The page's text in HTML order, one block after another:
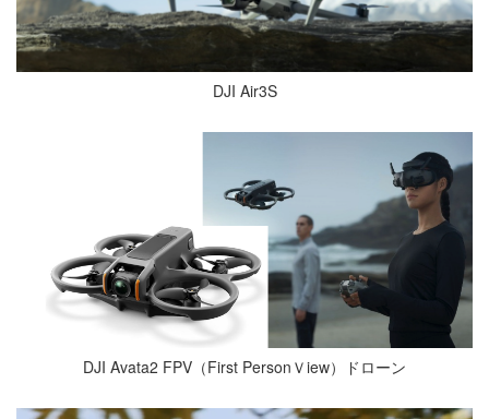
DJI Air3S
DJI Avata2 FPV（First PersonＶiew）ドローン